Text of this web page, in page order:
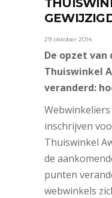
29 oktober 2014
De opzet
Thuiswinkel
veranderd:
inschrijven
Thuiswinkel
de
punten
webwinkels